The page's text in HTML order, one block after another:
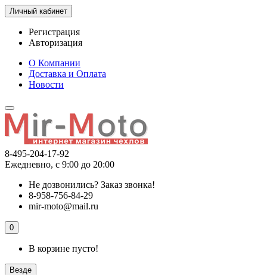
Личный кабинет
Регистрация
Авторизация
О Компании
Доставка и Оплата
Новости
8-495-204-17-92
Ежедневно, с 9:00 до 20:00
Не дозвонились? Заказ звонка!
8-958-756-84-29
mir-moto@mail.ru
0
В корзине пусто!
Везде